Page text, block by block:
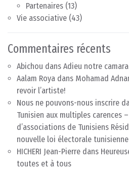
Partenaires (13)
Vie associative (43)
Commentaires récents
Abichou dans Adieu notre
Aalam Roya dans Mohamad
revoir l’artiste!
Nous ne pouvons-nous inscrire
Tunisien aux multiples carences –
d’associations de Tunisiens
nouvelle loi électorale tunisienne
HICHERI Jean-Pierre dans
toutes et à tous